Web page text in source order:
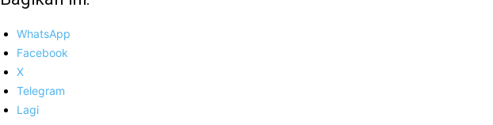
WhatsApp
Facebook
X
Telegram
Lagi